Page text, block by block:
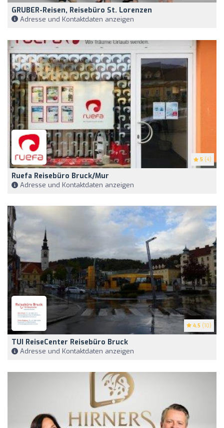
GRUBER-Reisen, Reisebüro St. Lorenzen
Adresse und Kontaktdaten anzeigen
5 (4)
Ruefa Reisebüro Bruck/Mur
Adresse und Kontaktdaten anzeigen
4.5 (10)
TUI ReiseCenter Reisebüro Bruck
Adresse und Kontaktdaten anzeigen